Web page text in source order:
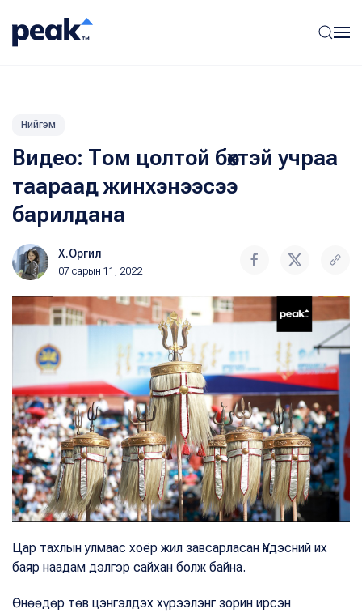
Нийгэм
Видео: Том цолтой бөхтэй учраа
таараад жинхэнээсээ
барилдана
Х.Оргил
07 сарын 11, 2022
Цар тахлын улмаас хоёр жил завсарласан Үндэсний их
баяр наадам дэлгэр сайхан болж байна.
Өнөөдөр төв цэнгэлдэх хүрээлэнг зорин ирсэн